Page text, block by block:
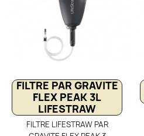
FILTRE PAR GRAVITE
FLEX PEAK 3L
LIFESTRAW
FILTRE LIFESTRAW PAR